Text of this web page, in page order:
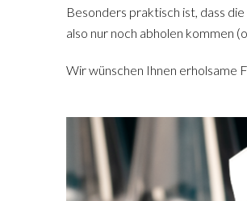
Besonders praktisch ist, dass
also nur noch abholen kommen
Wir wünschen Ihnen erholsame